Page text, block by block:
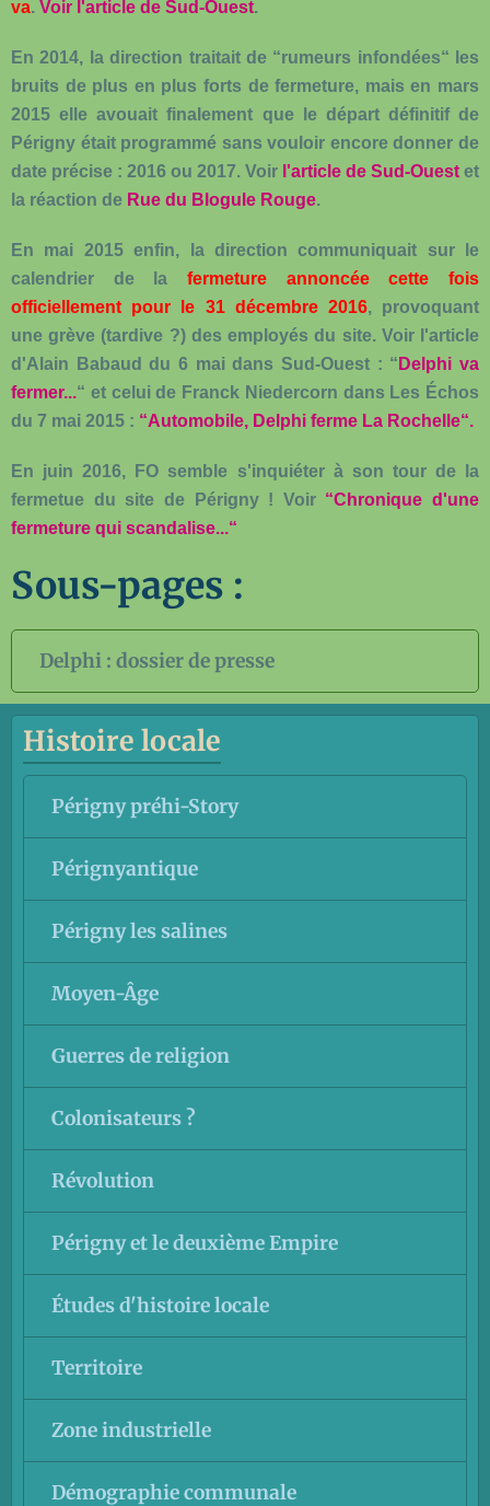
va. Voir l'article de Sud-Ouest.
En 2014, la direction traitait de “rumeurs infondées“ les
bruits de plus en plus forts de fermeture, mais en mars
2015 elle avouait finalement que le départ définitif de
Périgny était programmé sans vouloir encore donner de
date précise : 2016 ou 2017. Voir l'article de Sud-Ouest et
la réaction de Rue du Blogule Rouge.
En mai 2015 enfin, la direction communiquait sur le
calendrier de la fermeture annoncée cette fois
officiellement pour le 31 décembre 2016, provoquant
une grève (tardive ?) des employés du site. Voir l'article
d'Alain Babaud du 6 mai dans Sud-Ouest : “ Delphi va
fermer...“ et celui de Franck Niedercorn dans Les Échos
du 7 mai 2015 : “Automobile, Delphi ferme La Rochelle“.
En juin 2016, FO semble s'inquiéter à son tour de la
fermetue du site de Périgny ! Voir “Chronique d'une
fermeture qui scandalise...“
Sous-pages :
Delphi : dossier de presse
Histoire locale
Périgny préhi-Story
Pérignyantique
Périgny les salines
Moyen-Âge
Guerres de religion
Colonisateurs ?
Révolution
Périgny et le deuxième Empire
Études d'histoire locale
Territoire
Zone industrielle
Démographie communale